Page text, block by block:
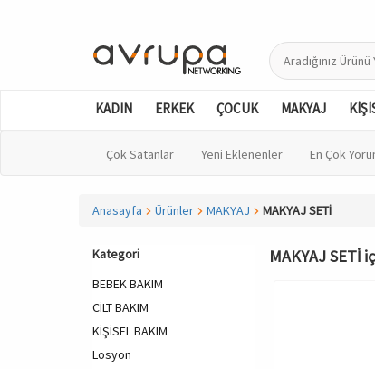
KADIN ERKEK ÇOCUK MAKYAJ
Çok Satanlar Yeni Eklenenler En Çok
Anasayfa Ürünler MAKYAJ MAKYAJ SETİ
Kategori
BEBEK BAKIM
CİLT BAKIM
KİŞİSEL BAKIM
Losyon
MAKYAJ SETİ